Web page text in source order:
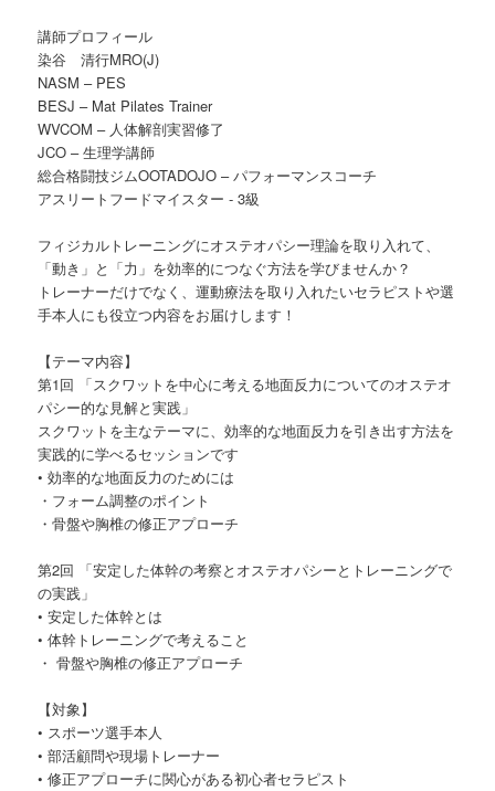
講師プロフィール
染谷 清行MRO(J)
NASM – PES
BESJ – Mat Pilates Trainer
WVCOM – 人体解剖実習修了
JCO – 生理学講師
総合格闘技ジムOOTADOJO – パフォーマンスコーチ
アスリートフードマイスター ‐ 3級
フィジカルトレーニングにオステオパシー理論を取り入れて、
「動き」と「力」を効率的につなぐ方法を学びませんか？
トレーナーだけでなく、運動療法を取り入れたいセラピストや選
手本人にも役立つ内容をお届けします！
【テーマ内容】
第1回 「スクワットを中心に考える地面反力についてのオステオ
パシー的な見解と実践」
スクワットを主なテーマに、効率的な地面反力を引き出す方法を
実践的に学べるセッションです
• 効率的な地面反力のためには
・フォーム調整のポイント
・骨盤や胸椎の修正アプローチ
第2回 「安定した体幹の考察とオステオパシーとトレーニングで
の実践」
• 安定した体幹とは
• 体幹トレーニングで考えること
・ 骨盤や胸椎の修正アプローチ
【対象】
• スポーツ選手本人
• 部活顧問や現場トレーナー
• 修正アプローチに関心がある初心者セラピスト